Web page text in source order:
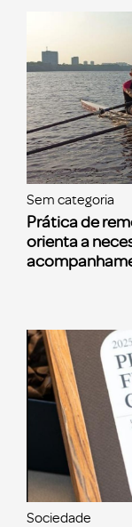
Sem categoria
Prática de
orienta a
Sociedade